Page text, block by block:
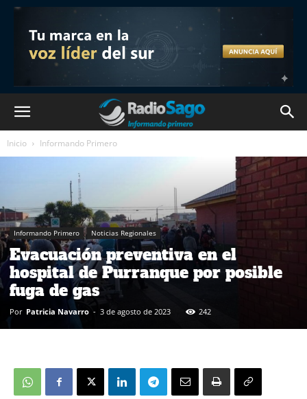
Inicio Informando Primero
Informando Primero Noticias Regionales
Evacuación preventiva en el
hospital de Purranque por posible
fuga de gas
Por Patricia Navarro - 3 de agosto de 2023 242